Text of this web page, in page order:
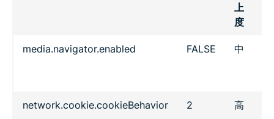
上
度
media.navigator.enabled FALSE 中
network.cookie.cookieBehavior 2 高